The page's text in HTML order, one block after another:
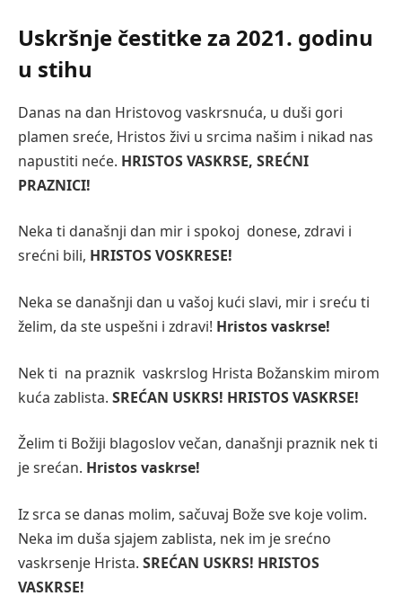
Uskršnje čestitke za 2021. godinu
u stihu
Danas na dan Hristovog vaskrsnuća, u duši gori
plamen sreće, Hristos živi u srcima našim i nikad nas
napustiti neće. HRISTOS VASKRSE, SREĆNI
PRAZNICI!
Neka ti današnji dan mir i spokoj donese, zdravi i
srećni bili, HRISTOS VOSKRESE!
Neka se današnji dan u vašoj kući slavi, mir i sreću ti
želim, da ste uspešni i zdravi! Hristos vaskrse!
Nek ti na praznik vaskrslog Hrista Božanskim mirom
kuća zablista. SREĆAN USKRS! HRISTOS VASKRSE!
Želim ti Božiji blagoslov večan, današnji praznik nek ti
je srećan. Hristos vaskrse!
Iz srca se danas molim, sačuvaj Bože sve koje volim.
Neka im duša sjajem zablista, nek im je srećno
vaskrsenje Hrista. SREĆAN USKRS! HRISTOS
VASKRSE!